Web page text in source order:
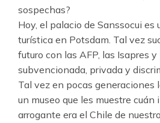
sospechas?
Hoy, el palacio de Sanssocui es
turística en Potsdam. Tal vez
futuro con las AFP, las Isapres y
subvencionada, privada y
Tal vez en pocas generaciones
un museo que les muestre cuán
arrogante era el Chile de